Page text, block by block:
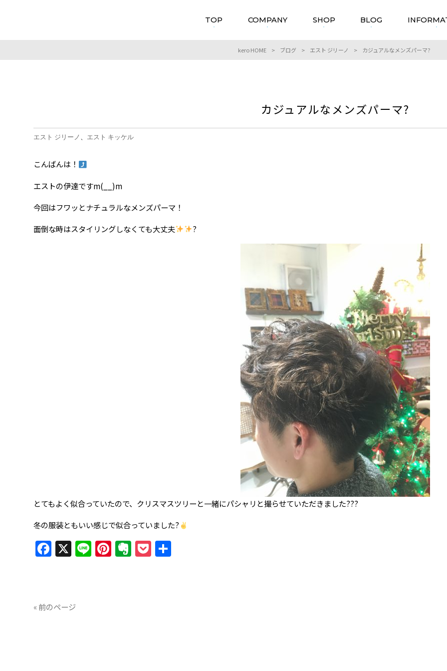
TOP COMPANY SHOP BLOG
kero HOME > ブログ > エスト ジリーノ > カジュアルなメンズパーマ?
カジュアルなメンズパーマ?
エスト ジリーノ エスト キッケル
こんばんは！
エストの伊達ですm(__)m
今回はフワッとナチュラルなメンズパーマ！
面倒な時はスタイリングしなくても大丈夫
?
とてもよく似合っていたので、クリスマスツリーと一緒にパシャリと撮らせていただきました???
冬の服装ともいい感じで似合っていました?
Facebook
X LinePinterest
Evernote
Pocket
« 前のページ